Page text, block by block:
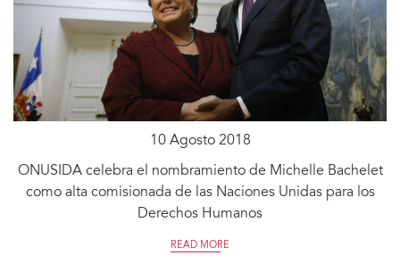
10 Agosto 2018
ONUSIDA celebra el nombramiento de Michelle Bachelet
como alta comisionada de las Naciones Unidas para los
Derechos Humanos
READ MORE